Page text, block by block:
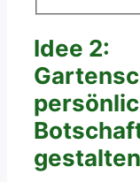
Idee 2:
gestalten